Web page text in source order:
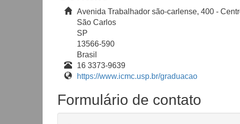
Avenida Trabalhador são-carlense, 400 -
São Carlos
SP
13566-590
Brasil
16 3373-9639
https://www.icmc.usp.br/graduacao
Formulário de contato